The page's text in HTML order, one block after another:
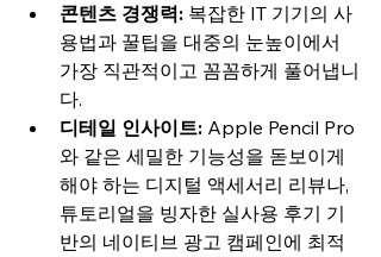
콘텐츠 경쟁력: 복잡한 IT 기기의 사
용법과 꿀팁을 대중의 눈높이에서
가장 직관적이고 꼼꼼하게 풀어냅니
다.
디테일 인사이트: Apple Pencil Pro
와 같은 세밀한 기능성을 돋보이게
해야 하는 디지털 액세서리 리뷰나,
튜토리얼을 빙자한 실사용 후기 기
반의 네이티브 광고 캠페인에 최적